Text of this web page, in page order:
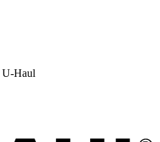
U-Haul